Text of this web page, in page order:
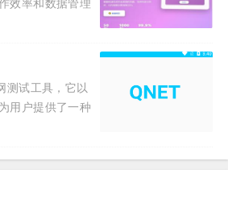
效率和数据管理
测试工具，它以
用户提供了一种
。